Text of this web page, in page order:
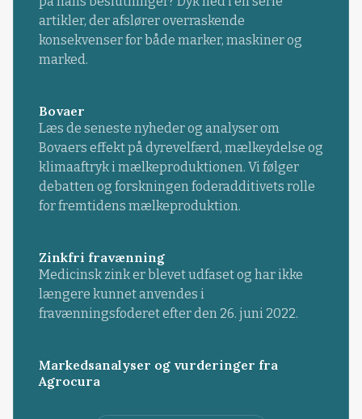
artikler, der afslører overraskende
konsekvenser for både marker, maskiner og
marked.
Bovaer
Læs de seneste nyheder og analyser om
Bovaers effekt på dyrevelfærd, mælkeydelse og
klimaaftryk i mælkeproduktionen. Vi følger
debatten og forskningen foderadditivets rolle
for fremtidens mælkeproduktion.
Zinkfri fravænning
Medicinsk zink er blevet udfaset og har ikke
længere kunnet anvendes i
fravænningsfoderet efter den 26. juni 2022.
Markedsanalyser og vurderinger fra
Agrocura